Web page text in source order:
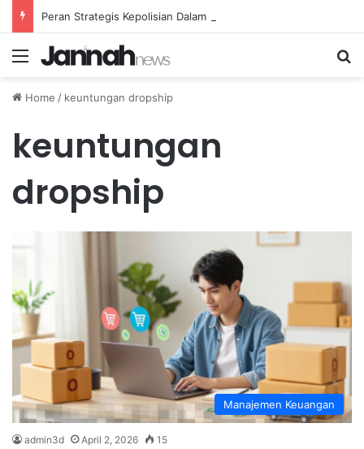
Menu
Home / keuntungan dropship
keuntungan
dropship
Manajemen Keuangan
admin3d April 2, 2026 15